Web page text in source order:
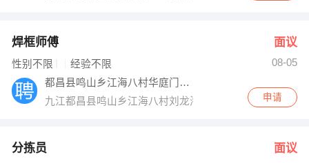
焊框师傅 面议
性别不限 经验不限
08-05
都昌县鸣山乡江海八村华庭门业加工部
九江都昌县鸣山乡江海八村刘龙海店
申请
分拣员 面议